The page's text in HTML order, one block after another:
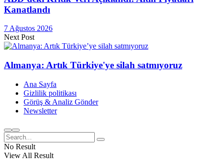
Kanatlandı
7 Ağustos 2026
Next Post
Almanya: Artık Türkiye'ye silah satmıyoruz
Ana Sayfa
Gizlilik politikası
Görüş & Analiz Gönder
Newsletter
No Result
View All Result